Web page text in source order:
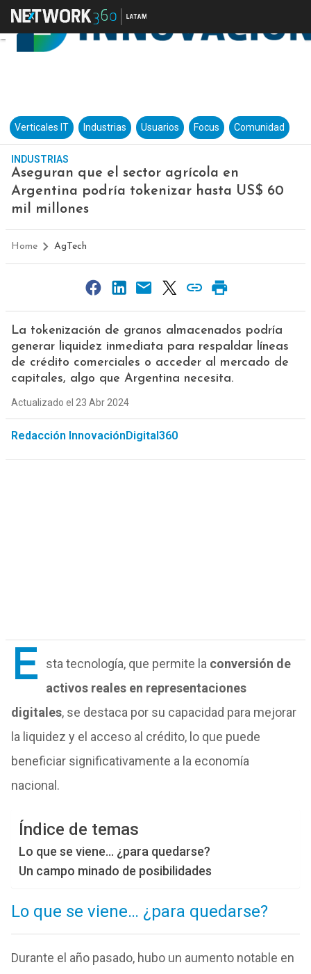
Verticales IT Industrias Usuarios Focus Comunidad
INDUSTRIAS
Aseguran que el sector agrícola en
Argentina podría tokenizar hasta US$ 60
mil millones
Home AgTech
La tokenización de granos almacenados podría
generar liquidez inmediata para respaldar líneas
de crédito comerciales o acceder al mercado de
capitales, algo que Argentina necesita.
Actualizado el 23 Abr 2024
Redacción InnovaciónDigital360
E sta tecnología, que permite la conversión de
activos reales en representaciones
digitales, se destaca por su capacidad para mejorar
la liquidez y el acceso al crédito, lo que puede
beneficiar significativamente a la economía
nacional.
Índice de temas
Lo que se viene… ¿para quedarse?
Un campo minado de posibilidades
Lo que se viene… ¿para quedarse?
Durante el año pasado, hubo un aumento notable en